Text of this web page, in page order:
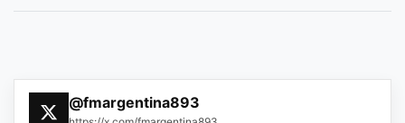
@fmargentina893